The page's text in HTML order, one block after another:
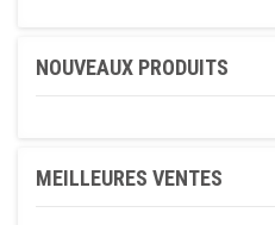
NOUVEAUX PRODUITS
MEILLEURES VENTES